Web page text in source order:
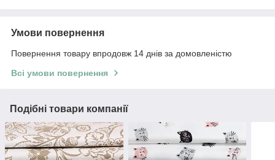
Умови повернення
Повернення товару впродовж 14 днів за домовленістю
Всі умови повернення
Подібні товари компанії